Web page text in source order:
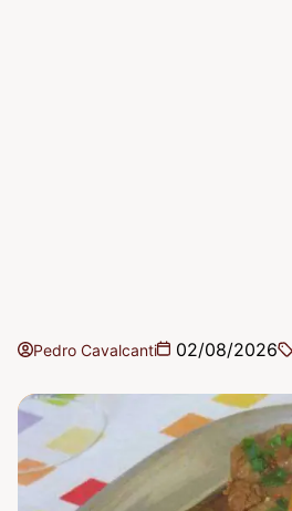
Pedro Cavalcanti 02/08/2026